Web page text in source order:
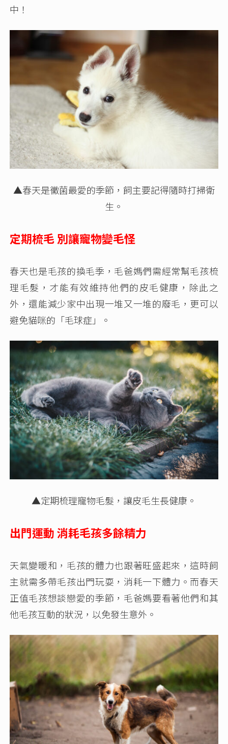
中！
▲春天是黴菌最愛的季節，飼主要記得隨時打掃衛
生。
定期梳毛 別讓寵物變毛怪
春天也是毛孩的換毛季，毛爸媽們需經常幫毛孩梳
理毛髮，才能有效維持他們的皮毛健康，除此之
外，還能減少家中出現一堆又一堆的廢毛，更可以
避免貓咪的「毛球症」。
▲定期梳理寵物毛髮，讓皮毛生長健康。
出門運動 消耗毛孩多餘精力
天氣變暖和，毛孩的體力也跟著旺盛起來，這時飼
主就需多帶毛孩出門玩耍，消耗一下體力。而春天
正值毛孩想談戀愛的季節，毛爸媽要看著他們和其
他毛孩互動的狀況，以免發生意外。